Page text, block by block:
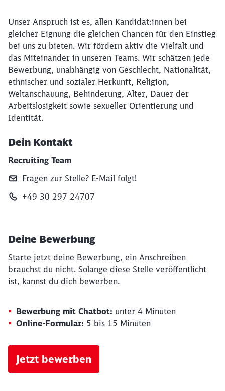
Unser Anspruch ist es, allen Kandidat:innen bei
gleicher Eignung die gleichen Chancen für den Einstieg
bei uns zu bieten. Wir fördern aktiv die Vielfalt und
das Miteinander in unseren Teams. Wir schätzen jede
Bewerbung, unabhängig von Geschlecht, Nationalität,
ethnischer und sozialer Herkunft, Religion,
Weltanschauung, Behinderung, Alter, Dauer der
Arbeitslosigkeit sowie sexueller Orientierung und
Identität.
Dein Kontakt
Recruiting Team
Fragen zur Stelle? E‑Mail folgt!
+49 30 297 24707
Deine Bewerbung
Starte jetzt deine Bewerbung, ein Anschreiben
brauchst du nicht. Solange diese Stelle veröffentlicht
ist, kannst du dich bewerben.
Bewerbung mit Chatbot: unter 4 Minuten
Online-Formular: 5 bis 15 Minuten
Jetzt bewerben